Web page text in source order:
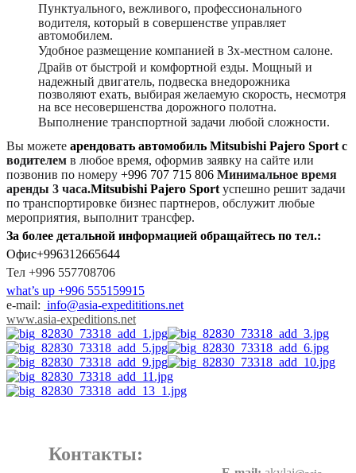
Пунктуального, вежливого, профессионального
водителя, который в совершенстве управляет
автомобилем.
Удобное размещение компанией в 3х-местном салоне.
Драйв от быстрой и комфортной езды. Мощный и
надежный двигатель, подвеска внедорожника
позволяют ехать, выбирая желаемую скорость, несмотря
на все несовершенства дорожного полотна.
Выполнение транспортной задачи любой сложности.
Вы можете арендовать автомобиль Mitsubishi Pajero Sport с
водителем в любое время, оформив заявку на сайте или
позвонив по номеру +996 707 715 806 Минимальное время
аренды 3 часа.Mitsubishi Pajero Sport успешно решит задачи
по транспортировке бизнес партнеров, обслужит любые
мероприятия, выполнит трансфер.
За более детальной информацией обращайтесь по тел.:
Офис+996312665644
Тел +996 557708706
what’s up +996 555159915
e-mail: info@asia-expedititions.net
www.asia-expeditions.net
Контакты: